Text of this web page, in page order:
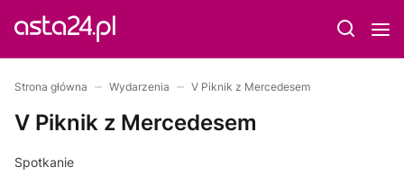
Strona główna Wydarzenia V Piknik z Mercedesem
V Piknik z Mercedesem
Spotkanie